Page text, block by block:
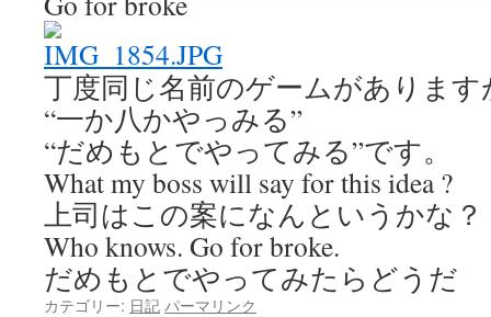
丁度同じ名前のゲームがあります
“一か八かやっみる”
“だめもとでやってみる”です。
What my boss will say for this idea ?
上司はこの案になんというかな？
Who knows. Go for broke.
だめもとでやってみたらどうだ
カテゴリー: 日記 パーマリンク